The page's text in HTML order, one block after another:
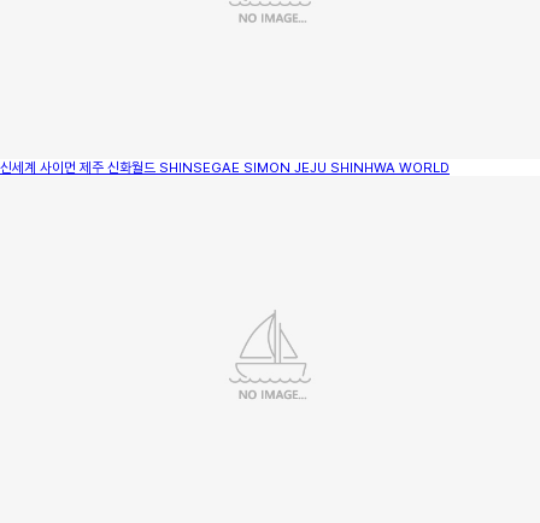
신세계 사이먼 제주 신화월드 SHINSEGAE SIMON JEJU SHINHWA WORLD